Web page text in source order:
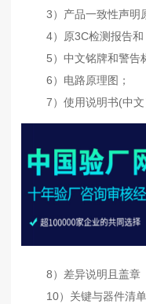
3）产品一致性声明原
4）原3C检测报告和
5）中文铭牌和警告标
6）电路原理图；
7）使用说明书(中文
8）差异说明且盖章（
10）关键与器件清单